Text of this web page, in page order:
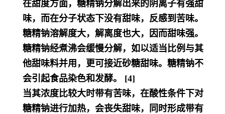
在甜度方面，糖精钠分解出来的阴离子有强甜
味，而在分子状态下没有甜味，反感到苦味。
糖精钠溶解度大，解离度也大，因而甜味强。
糖精钠经煮沸会缓慢分解，如以适当比例与其
他甜味料并用，更可接近砂糖甜味。糖精钠不
会引起食品染色和发酵。 [4]
当其浓度比较大时带有苦味，在酸性条件下对
糖精钠进行加热，会丧失甜味，同时形成带有